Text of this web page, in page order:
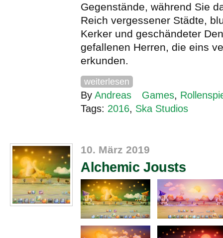
Gegenstände, während Sie
Reich vergessener Städte,
Kerker und geschändeter
gefallenen Herren, die eins
erkunden.
weiterlesen
By Andreas Games,
Tags: 2016, Ska Studios
10. März 2019
Alchemic Jousts